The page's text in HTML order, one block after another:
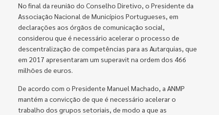
No final da reunião do Conselho Diretivo, o Presidente da
Associação Nacional de Municípios Portugueses, em
declarações aos órgãos de comunicação social,
considerou que é necessário acelerar o processo de
descentralização de competências para as Autarquias, que
em 2017 apresentaram um superavit na ordem dos 466
milhões de euros.
De acordo com o Presidente Manuel Machado, a ANMP
mantém a convicção de que é necessário acelerar o
trabalho dos grupos setoriais, de modo a que as